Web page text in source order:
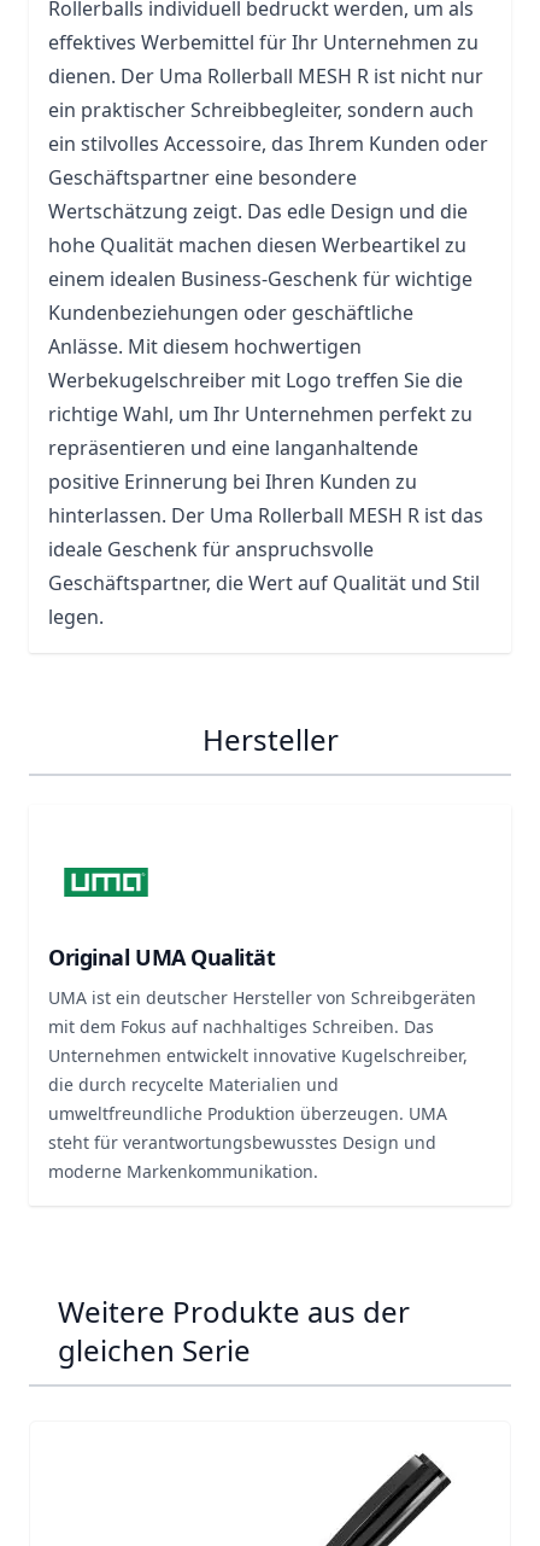
Rollerballs individuell bedruckt werden, um als
effektives Werbemittel für Ihr Unternehmen zu
dienen. Der Uma Rollerball MESH R ist nicht nur
ein praktischer Schreibbegleiter, sondern auch
ein stilvolles Accessoire, das Ihrem Kunden oder
Geschäftspartner eine besondere
Wertschätzung zeigt. Das edle Design und die
hohe Qualität machen diesen Werbeartikel zu
einem idealen Business-Geschenk für wichtige
Kundenbeziehungen oder geschäftliche
Anlässe. Mit diesem hochwertigen
Werbekugelschreiber mit Logo treffen Sie die
richtige Wahl, um Ihr Unternehmen perfekt zu
repräsentieren und eine langanhaltende
positive Erinnerung bei Ihren Kunden zu
hinterlassen. Der Uma Rollerball MESH R ist das
ideale Geschenk für anspruchsvolle
Geschäftspartner, die Wert auf Qualität und Stil
legen.
Hersteller
Original UMA Qualität
UMA ist ein deutscher Hersteller von Schreibgeräten
mit dem Fokus auf nachhaltiges Schreiben. Das
Unternehmen entwickelt innovative Kugelschreiber,
die durch recycelte Materialien und
umweltfreundliche Produktion überzeugen. UMA
steht für verantwortungsbewusstes Design und
moderne Markenkommunikation.
Weitere Produkte aus der
gleichen Serie